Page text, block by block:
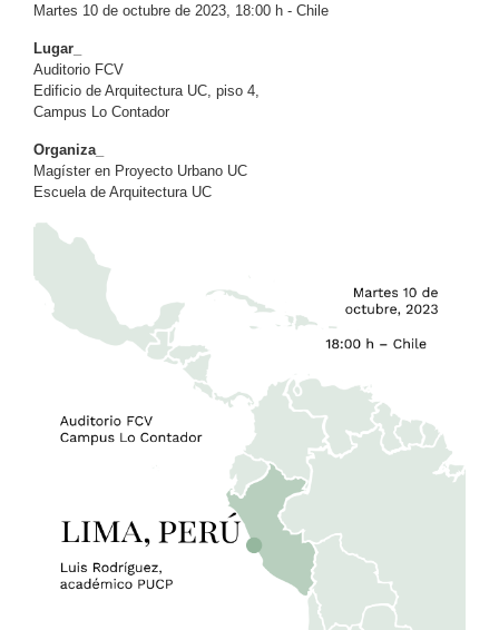
Martes 10 de octubre de 2023, 18:00 h - Chile
Lugar_
Auditorio FCV
Edificio de Arquitectura UC, piso 4,
Campus Lo Contador
Organiza_
Magíster en Proyecto Urbano UC
Escuela de Arquitectura UC